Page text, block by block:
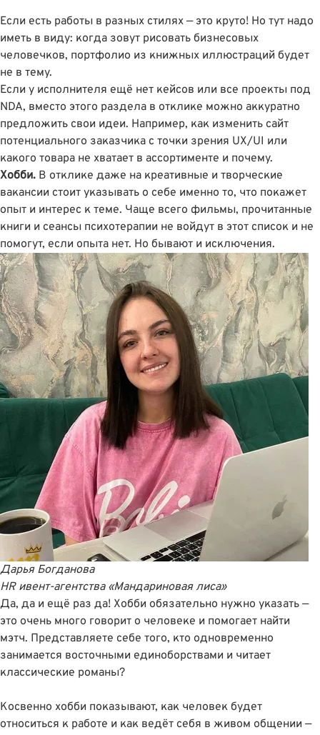
Если есть работы в разных стилях — это круто! Но тут надо
иметь в виду: когда зовут рисовать бизнесовых
человечков, портфолио из книжных иллюстраций будет
не в тему.
Если у исполнителя ещё нет кейсов или все проекты под
NDA, вместо этого раздела в отклике можно аккуратно
предложить свои идеи. Например, как изменить сайт
потенциального заказчика с точки зрения UX/UI или
какого товара не хватает в ассортименте и почему.
Хобби. В отклике даже на креативные и творческие
вакансии стоит указывать о себе именно то, что покажет
опыт и интерес к теме. Чаще всего фильмы, прочитанные
книги и сеансы психотерапии не войдут в этот список и не
помогут, если опыта нет. Но бывают и исключения.
Дарья Богданова
HR ивент-агентства «Мандариновая лиса»
Да, да и ещё раз да! Хобби обязательно нужно указать —
это очень много говорит о человеке и помогает найти
мэтч. Представляете себе того, кто одновременно
занимается восточными единоборствами и читает
классические романы?
Косвенно хобби показывают, как человек будет
относиться к работе и как ведёт себя в живом общении —